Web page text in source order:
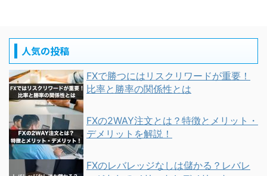
人気の投稿
FXで勝つにはリスクリワードが重要！
比率と勝率の関係性とは
FXの2WAY注文とは？特徴とメリット・
デメリットを解説！
FXのレバレッジなしは儲かる？レバレ